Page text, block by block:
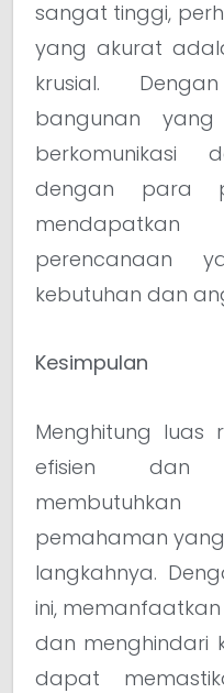
sangat tinggi,
yang akurat
krusial.
bangunan
berkomunikasi
dengan para
perencanaan
kebutuhan dan
Kesimpulan
Menghitung luas
efisien dan
pemahaman
langkahnya.
ini,
dan menghindari
dapat